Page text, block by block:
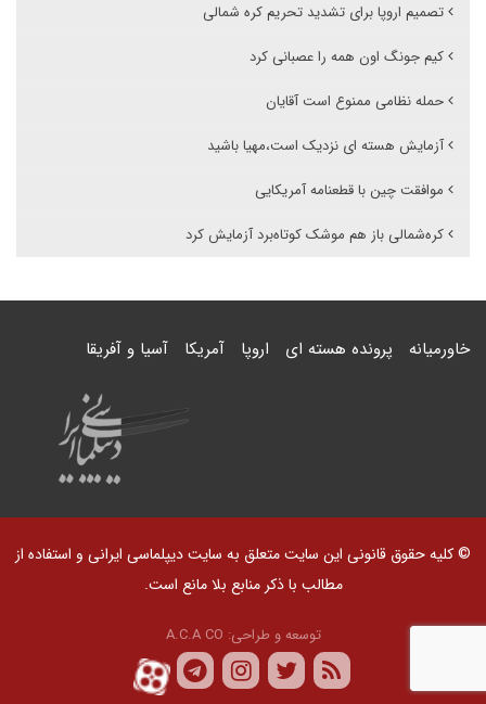
تصمیم اروپا برای تشدید تحریم‌ کره شمالی
کیم جونگ اون همه را عصبانی کرد
حمله نظامی ممنوع است آقایان
آزمایش هسته ای نزدیک است،مهیا باشید
موافقت چین با قطعنامه آمریکایی
کره‌شمالی باز هم موشک کوتاه‌برد آزمایش کرد
خاورمیانه پرونده هسته ای اروپا آمریکا آسیا و آفریقا
© کلیه حقوق قانونی این سایت متعلق به سایت دیپلماسی ایرانی و استفاده از
مطالب با ذکر منابع بلا مانع است.
توسعه و طراحی: A.C.A CO